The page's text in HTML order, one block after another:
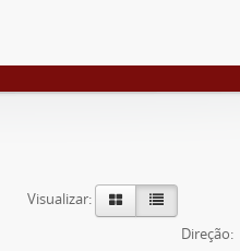
Visualizar:
Direção: